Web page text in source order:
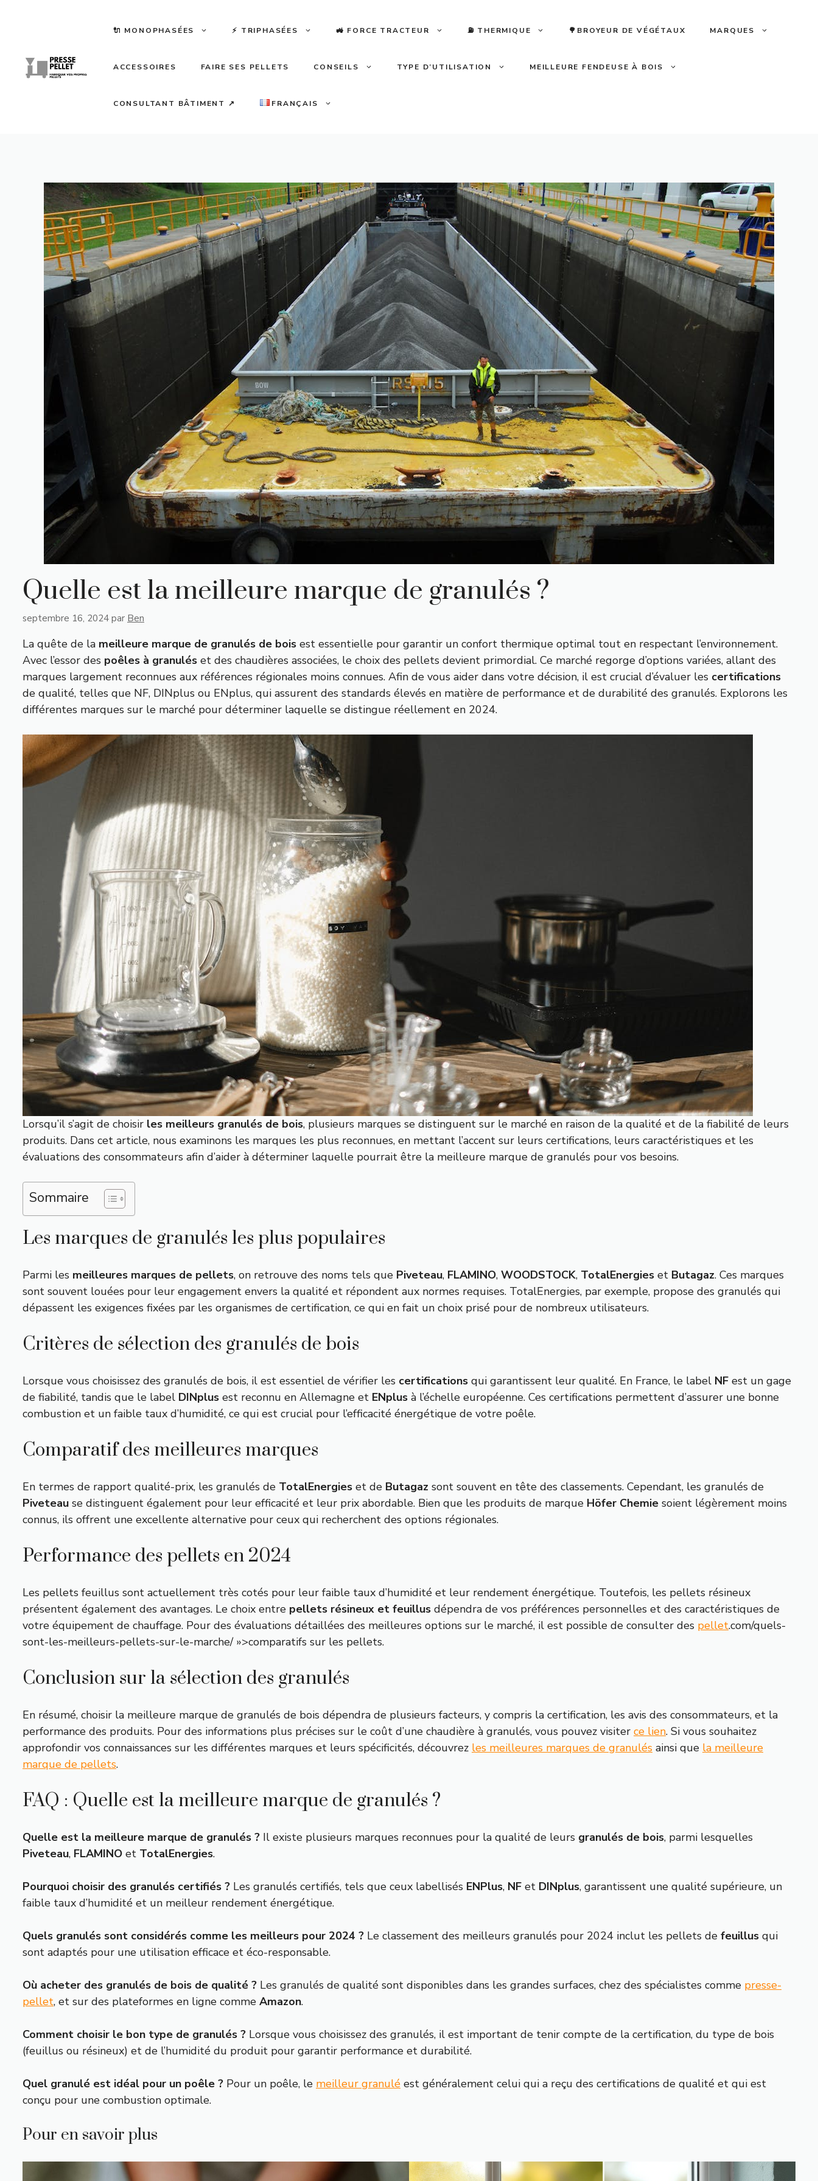
🔌 MONOPHASÉES ⚡️ TRIPHASÉES 🚜 FORCE TRACTEUR ⛽️ THERMIQUE 🌳BROYEUR DE VÉGÉTAUX MARQUES
ACCESSOIRES FAIRE SES PELLETS CONSEILS TYPE D’UTILISATION MEILLEURE FENDEUSE À BOIS
CONSULTANT BÂTIMENT ↗ FRANÇAIS
Quelle est la meilleure marque de granulés ?
septembre 16, 2024 par Ben
La quête de la meilleure marque de granulés de bois est essentielle pour garantir un confort thermique optimal tout en respectant l’environnement.
Avec l’essor des poêles à granulés et des chaudières associées, le choix des pellets devient primordial. Ce marché regorge d’options variées, allant des
marques largement reconnues aux références régionales moins connues. Afin de vous aider dans votre décision, il est crucial d’évaluer les certifications
de qualité, telles que NF, DINplus ou ENplus, qui assurent des standards élevés en matière de performance et de durabilité des granulés. Explorons les
différentes marques sur le marché pour déterminer laquelle se distingue réellement en 2024.
Lorsqu’il s’agit de choisir les meilleurs granulés de bois, plusieurs marques se distinguent sur le marché en raison de la qualité et de la fiabilité de leurs
produits. Dans cet article, nous examinons les marques les plus reconnues, en mettant l’accent sur leurs certifications, leurs caractéristiques et les
évaluations des consommateurs afin d’aider à déterminer laquelle pourrait être la meilleure marque de granulés pour vos besoins.
Sommaire
Les marques de granulés les plus populaires
Parmi les meilleures marques de pellets, on retrouve des noms tels que Piveteau, FLAMINO, WOODSTOCK, TotalEnergies et Butagaz. Ces marques
sont souvent louées pour leur engagement envers la qualité et répondent aux normes requises. TotalEnergies, par exemple, propose des granulés qui
dépassent les exigences fixées par les organismes de certification, ce qui en fait un choix prisé pour de nombreux utilisateurs.
Critères de sélection des granulés de bois
Lorsque vous choisissez des granulés de bois, il est essentiel de vérifier les certifications qui garantissent leur qualité. En France, le label NF est un gage
de fiabilité, tandis que le label DINplus est reconnu en Allemagne et ENplus à l’échelle européenne. Ces certifications permettent d’assurer une bonne
combustion et un faible taux d’humidité, ce qui est crucial pour l’efficacité énergétique de votre poêle.
Comparatif des meilleures marques
En termes de rapport qualité-prix, les granulés de TotalEnergies et de Butagaz sont souvent en tête des classements. Cependant, les granulés de
Piveteau se distinguent également pour leur efficacité et leur prix abordable. Bien que les produits de marque Höfer Chemie soient légèrement moins
connus, ils offrent une excellente alternative pour ceux qui recherchent des options régionales.
Performance des pellets en 2024
Les pellets feuillus sont actuellement très cotés pour leur faible taux d’humidité et leur rendement énergétique. Toutefois, les pellets résineux
présentent également des avantages. Le choix entre pellets résineux et feuillus dépendra de vos préférences personnelles et des caractéristiques de
votre équipement de chauffage. Pour des évaluations détaillées des meilleures options sur le marché, il est possible de consulter des pellet.com/quels-
sont-les-meilleurs-pellets-sur-le-marche/ »>comparatifs sur les pellets.
Conclusion sur la sélection des granulés
En résumé, choisir la meilleure marque de granulés de bois dépendra de plusieurs facteurs, y compris la certification, les avis des consommateurs, et la
performance des produits. Pour des informations plus précises sur le coût d’une chaudière à granulés, vous pouvez visiter ce lien. Si vous souhaitez
approfondir vos connaissances sur les différentes marques et leurs spécificités, découvrez les meilleures marques de granulés ainsi que la meilleure
marque de pellets.
FAQ : Quelle est la meilleure marque de granulés ?
Quelle est la meilleure marque de granulés ? Il existe plusieurs marques reconnues pour la qualité de leurs granulés de bois, parmi lesquelles
Piveteau, FLAMINO et TotalEnergies.
Pourquoi choisir des granulés certifiés ? Les granulés certifiés, tels que ceux labellisés ENPlus, NF et DINplus, garantissent une qualité supérieure, un
faible taux d’humidité et un meilleur rendement énergétique.
Quels granulés sont considérés comme les meilleurs pour 2024 ? Le classement des meilleurs granulés pour 2024 inclut les pellets de feuillus qui
sont adaptés pour une utilisation efficace et éco-responsable.
Où acheter des granulés de bois de qualité ? Les granulés de qualité sont disponibles dans les grandes surfaces, chez des spécialistes comme presse-
pellet, et sur des plateformes en ligne comme Amazon.
Comment choisir le bon type de granulés ? Lorsque vous choisissez des granulés, il est important de tenir compte de la certification, du type de bois
(feuillus ou résineux) et de l’humidité du produit pour garantir performance et durabilité.
Quel granulé est idéal pour un poêle ? Pour un poêle, le meilleur granulé est généralement celui qui a reçu des certifications de qualité et qui est
conçu pour une combustion optimale.
Pour en savoir plus